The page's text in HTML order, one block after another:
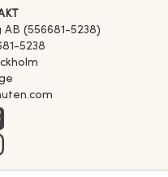
(556681-5238)
5238